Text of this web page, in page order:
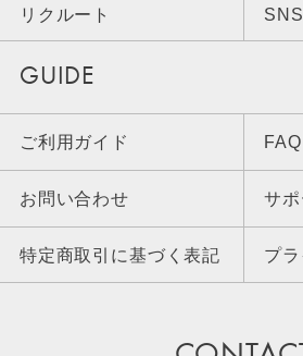
リクルート SNS
GUIDE
ご利用ガイド FAQ
お問い合わせ サポ
特定商取引に基づく表記 プ